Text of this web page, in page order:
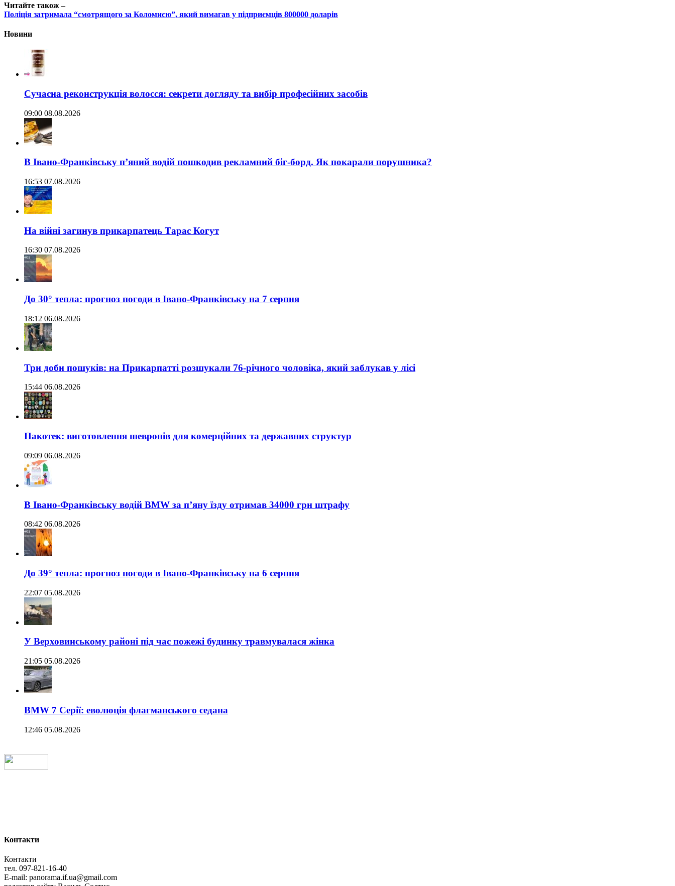
Читайте також –
Поліція затримала “смотрящого за Коломиєю”, який вимагав у підприємців 800000 доларів
Новини
Сучасна реконструкція волосся: секрети догляду та вибір професійних засобів
09:00 08.08.2026
В Івано-Франківську п’яний водій пошкодив рекламний біг-борд. Як покарали порушника?
16:53 07.08.2026
На війні загинув прикарпатець Тарас Когут
16:30 07.08.2026
До 30° тепла: прогноз погоди в Івано-Франківську на 7 серпня
18:12 06.08.2026
Три доби пошуків: на Прикарпатті розшукали 76-річного чоловіка, який заблукав у лісі
15:44 06.08.2026
Пакотек: виготовлення шевронів для комерційних та державних структур
09:09 06.08.2026
В Івано-Франківську водій BMW за п’яну їзду отримав 34000 грн штрафу
08:42 06.08.2026
До 39° тепла: прогноз погоди в Івано-Франківську на 6 серпня
22:07 05.08.2026
У Верховинському районі під час пожежі будинку травмувалася жінка
21:05 05.08.2026
BMW 7 Серії: еволюція флагманського седана
12:46 05.08.2026
Контакти
Контакти
тел. 097-821-16-40
E-mail: panorama.if.ua@gmail.com